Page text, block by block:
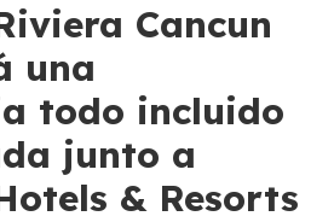
Cancun
una
todo incluido
junto a
& Resorts